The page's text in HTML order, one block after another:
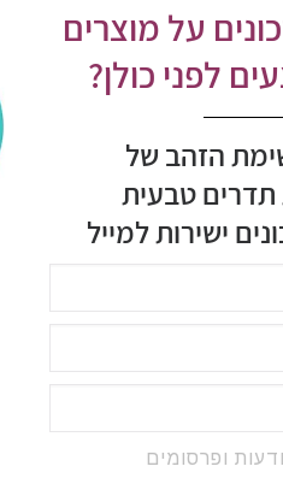
עומק חוויתי, בו
תמצית, טיפוס ומצבי
למסע גילוי עצמי,
למשפחה ולקהילה,
עומק טיפוליים.
על מוצרים
לפני כולן?
הזהב של
תדרים טבעית
ישירות למייל
ופרסומים